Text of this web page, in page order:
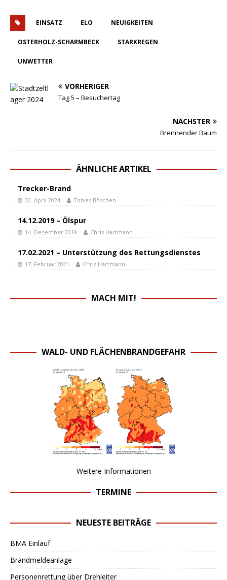
EINSATZ ELO NEUIGKEITEN
OSTERHOLZ-SCHARMBECK STARKREGEN
UNWETTER
VORHERIGER
Tag 5 – Besuchertag
NÄCHSTER
Brennender Baum
ÄHNLICHE ARTIKEL
Trecker-Brand
30. April 2024 Tobias Böschen
14.12.2019 – Ölspur
14. Dezember 2019 Chris Hartmann
17.02.2021 – Unterstützung des Rettungsdienstes
17. Februar 2021 Chris Hartmann
MACH MIT!
WALD- UND FLÄCHENBRANDGEFAHR
Weitere Informationen
TERMINE
NEUESTE BEITRÄGE
BMA Einlauf
Brandmeldeanlage
Personenrettung über Drehleiter